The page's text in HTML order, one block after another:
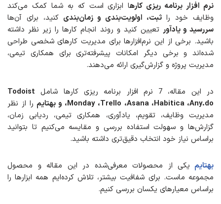
نرم افزار برنامه ریزی کارها ابزاری است که به شما کمک می‌کند
وظایف خود راثبت، اولویت‌بندی و زمان‌بندی کنید، برای آن‌ها
سررسید و یادآور تعیین کنید و روند انجام کارها را زیر نظر داشته
باشید. برخی از این نرم‌افزارها برای مدیریت کارهای شخصی طراحی
شده‌اند و برخی دیگر امکانات پیشرفته‌تری برای همکاری تیمی،
مدیریت پروژه و گزارش‌گیری ارائه می‌دهند.
در این مقاله، 7 نرم افزار برنامه ریزی کارها شامل
Todoist
،Monday ،Trello ،Asana ،Habitica ،Any.do و بهتایم
را از نظر
مدیریت وظایف، تقویم، یادآوری، همکاری تیمی، ردیابی زمان،
گزارش‌ها و سهولت استفاده بررسی و مقایسه می‌کنیم تا بتوانید
براساس نیاز خود انتخاب دقیق‌تری داشته باشید.
بهتایم یکی از محصولات معرفی‌شده در این مقاله و محصول
مجموعه ماست. برای شفافیت بیشتر، تلاش کرده‌ایم همه ابزارها را
براساس معیارهای یکسان بررسی کنیم.